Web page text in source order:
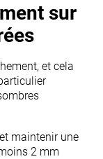
sur
et cela
maintenir une
2 mm